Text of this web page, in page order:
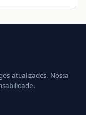
atualizados. Nossa